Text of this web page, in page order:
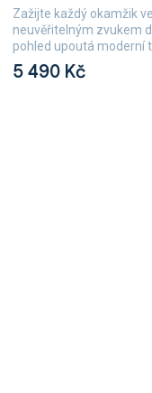
5 490 Kč
Zažijte každý okamžik
neuvěřitelným zvukem
pohled upoutá moderní